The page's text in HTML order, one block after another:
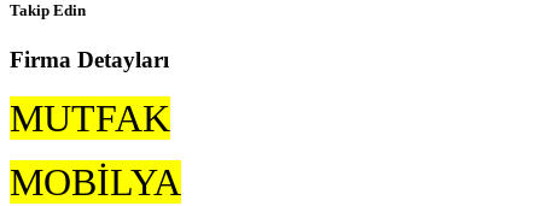
Takip Edin
Firma Detayları
MUTFAK
MOBİLYA